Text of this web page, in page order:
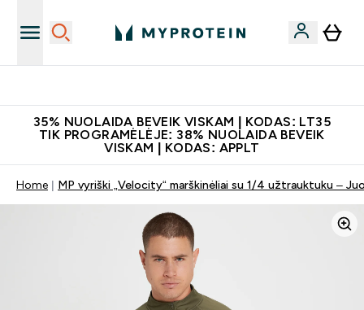
35% NUOLAIDA BEVEIK VISKAM | KODAS: LT35
TIK PROGRAMĖLĖJE: 38% NUOLAIDA BEVEIK
VISKAM | KODAS: APPLT
Home MP vyriški „Velocity“ marškinėliai su 1/4 užtrauktuku –